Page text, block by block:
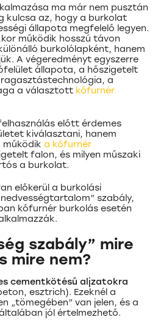
ma már nem pusztán
kulcsa az, hogy a burkolat
állapota megfelelő legyen.
működik hosszú távon
burkolólapként, hanem
A végeredményt egyszerre
állapota, a hőszigetelt
a
a választott kőfurnér
előtt érdemes
kiválasztani, hanem
működik a kőfurnér
falon, és milyen műszaki
a burkolat.
előkerül a burkolási
szabály,
kőfurnér burkolás esetén
szabály” mire
mire nem?
cementkötésű aljzatokra
esztrich). Ezeknél a
„tömegében” van jelen, és a
jól értelmezhető.